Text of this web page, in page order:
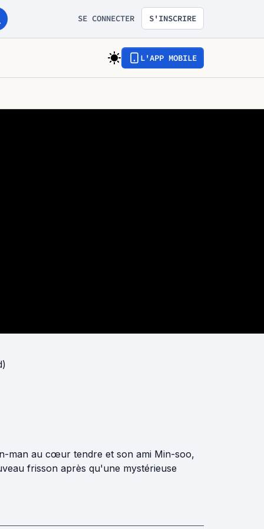
SE CONNECTER S'INSCRIRE
L'APP MOBILE
man au cœur tendre et son ami Min-soo,
frisson après qu'une mystérieuse